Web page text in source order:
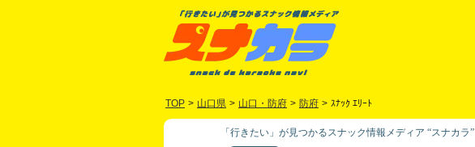
TOP > 山口県 > 山口・防府 > 防府 > ｽﾅｯｸ ｴﾘｰﾄ
「行きたい」が見つかるスナック情報メディア “スナカラ”